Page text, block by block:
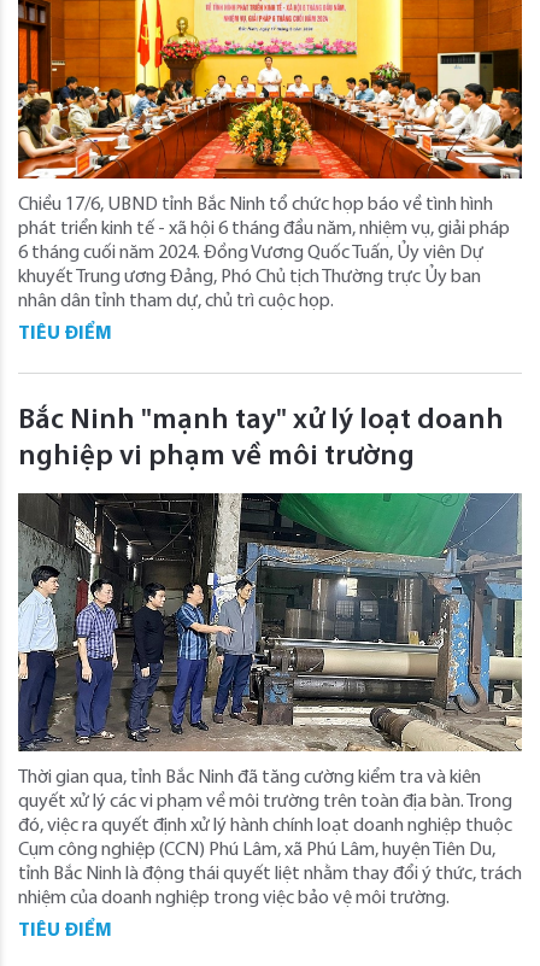
Chiều 17/6, UBND tỉnh Bắc Ninh tổ chức họp báo về tình hình
phát triển kinh tế - xã hội 6 tháng đầu năm, nhiệm vụ, giải pháp
6 tháng cuối năm 2024. Đồng Vương Quốc Tuấn, Ủy viên Dự
khuyết Trung ương Đảng, Phó Chủ tịch Thường trực Ủy ban
nhân dân tỉnh tham dự, chủ trì cuộc họp.
TIÊU ĐIỂM
Bắc Ninh "mạnh tay" xử lý loạt doanh
nghiệp vi phạm về môi trường
Thời gian qua, tỉnh Bắc Ninh đã tăng cường kiểm tra và kiên
quyết xử lý các vi phạm về môi trường trên toàn địa bàn. Trong
đó, việc ra quyết định xử lý hành chính loạt doanh nghiệp thuộc
Cụm công nghiệp (CCN) Phú Lâm, xã Phú Lâm, huyện Tiên Du,
tỉnh Bắc Ninh là động thái quyết liệt nhằm thay đổi ý thức, trách
nhiệm của doanh nghiệp trong việc bảo vệ môi trường.
TIÊU ĐIỂM